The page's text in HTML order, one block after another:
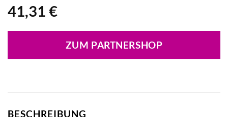
41,31 €
ZUM PARTNERSHOP
BESCHREIBUNG